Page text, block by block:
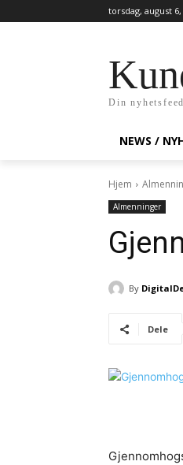
torsdag, august 6,
Din nyhetsfeed
NEWS /
Hjem
Almenninger
By
Dele